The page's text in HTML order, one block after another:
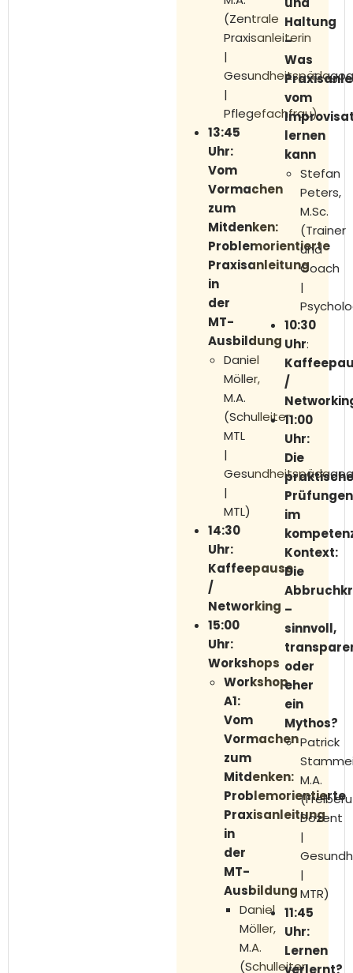
(Zentrale
Praxisanleiterin
|
|
Pflegefachfrau)
13:45
Uhr:
Vom
Vormachen
zum
Mitdenken:
Problemorientierte
Praxisanleitung
in
der
MT-
Ausbildung
Daniel
Möller,
M.A.
(Schulleiter
MTL
|
|
MTL)
14:30
Uhr:
Kaffeepause
/
Networking
15:00
Uhr:
Workshops
Workshop
A1:
Vom
Vormachen
zum
Mitdenken:
Problemorientierte
Praxisanleitung
in
der
MT-
Ausbildung
Daniel
Möller,
M.A.
(Schulleiter
Haltung
–
Was
vom
lernen
kann
Stefan
Peters,
M.Sc.
(Trainer
und
Coach
|
10:30
Uhr:
/
11:00
Uhr:
Die
Prüfungen
im
Kontext:
Die
–
sinnvoll,
oder
eher
ein
Mythos?
Patrick
M.A.
Dozent
|
|
MTR)
11:45
Uhr:
Lernen
verlernt?